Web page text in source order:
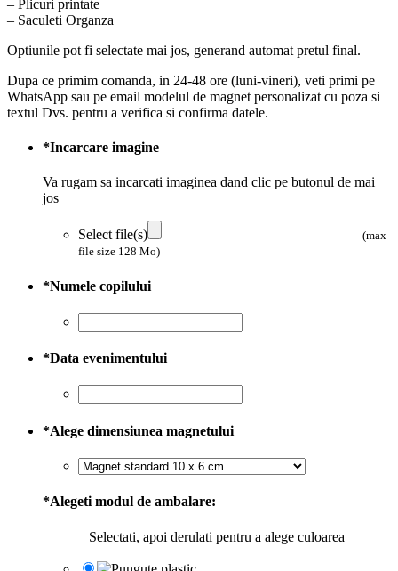
– Plicuri printate
– Saculeti Organza
Optiunile pot fi selectate mai jos, generand automat pretul final.
Dupa ce primim comanda, in 24-48 ore (luni-vineri), veti primi pe
WhatsApp sau pe email modelul de magnet personalizat cu poza si
textul Dvs. pentru a verifica si confirma datele.
*Incarcare imagine
Va rugam sa incarcati imaginea dand clic pe butonul de mai
jos
Select file(s)
(max
file size 128 Mo)
*Numele copilului
*Data evenimentului
*Alege dimensiunea magnetului
*Alegeti modul de ambalare:
Selectati, apoi derulati pentru a alege culoarea